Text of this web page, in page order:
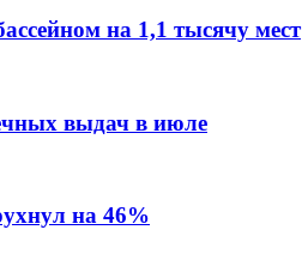
на 1,1 тысячу мест
выдач в июле
на 46%